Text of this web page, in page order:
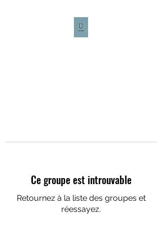
Ce groupe est introuvable
Retournez à la liste des groupes et
réessayez.